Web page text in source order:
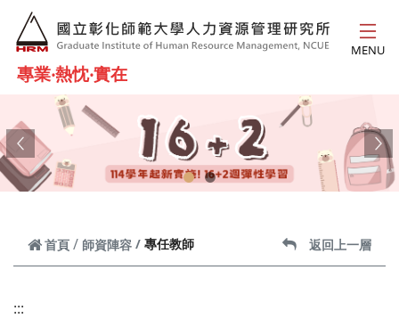
跳到主要內容
專業‧熱忱‧實在
MENU
Previous
首頁 師資陣容 專任教師 返回上一層
:::